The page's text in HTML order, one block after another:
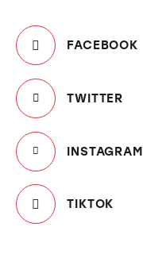
FACEBOOK
TWITTER
INSTAGRAM
TIKTOK